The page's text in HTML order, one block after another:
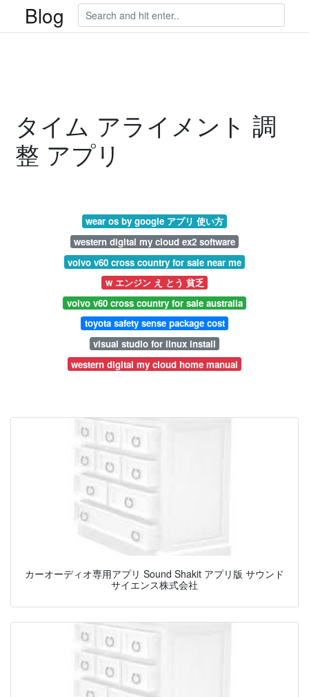
Blog
タイム アライメント 調
整 アプリ
wear os by google アプリ 使い方
western digital my cloud ex2 software
volvo v60 cross country for sale near me
w エンジン え とう 貧乏
volvo v60 cross country for sale australia
toyota safety sense package cost
visual studio for linux install
western digital my cloud home manual
カーオーディオ専用アプリ Sound Shakit アプリ版 サウンド
サイエンス株式会社